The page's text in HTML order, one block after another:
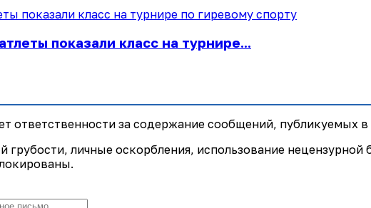
показали класс на турнире...
ответственности за содержание сообщений, публикуемых
грубости, личные оскорбления, использование